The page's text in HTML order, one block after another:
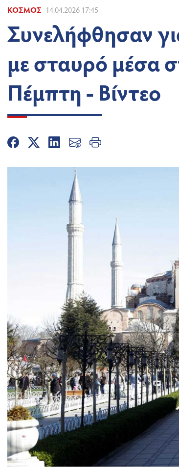
ΚΌΣΜΟΣ 14.04.2026 17:45
Συνελήφθησαν
με σταυρό μέσα
Πέμπτη - Βίντεο